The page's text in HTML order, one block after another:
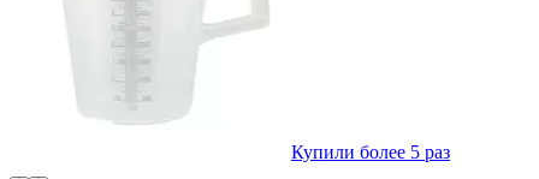
Купили более 5 раз